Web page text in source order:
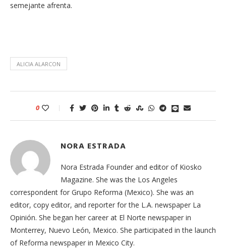
semejante afrenta.
ALICIA ALARCON
0
NORA ESTRADA
Nora Estrada Founder and editor of Kiosko
Magazine. She was the Los Angeles
correspondent for Grupo Reforma (Mexico). She was an
editor, copy editor, and reporter for the L.A. newspaper La
Opinión. She began her career at El Norte newspaper in
Monterrey, Nuevo León, Mexico. She participated in the launch
of Reforma newspaper in Mexico City.